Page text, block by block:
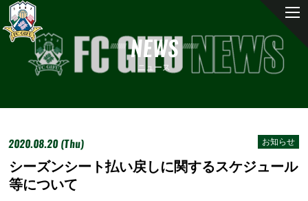
NEWS
ニュース
2020.08.20 (Thu) お知らせ
シーズンシート払い戻しに関するスケジュール
等について